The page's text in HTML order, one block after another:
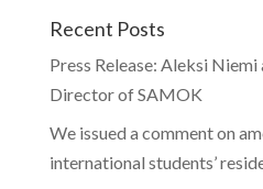
Recent Posts
Press Release: Aleksi
Director of SAMOK
We issued a comment on
international students’